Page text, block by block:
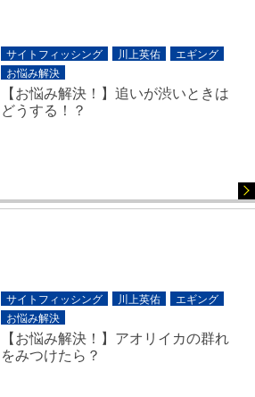
サイトフィッシング 川上英佑
エギング
お悩み解決
【お悩み解決！】追いが渋いときは
どうする！？
サイトフィッシング 川上英佑
エギング
お悩み解決
【お悩み解決！】アオリイカの群れ
をみつけたら？